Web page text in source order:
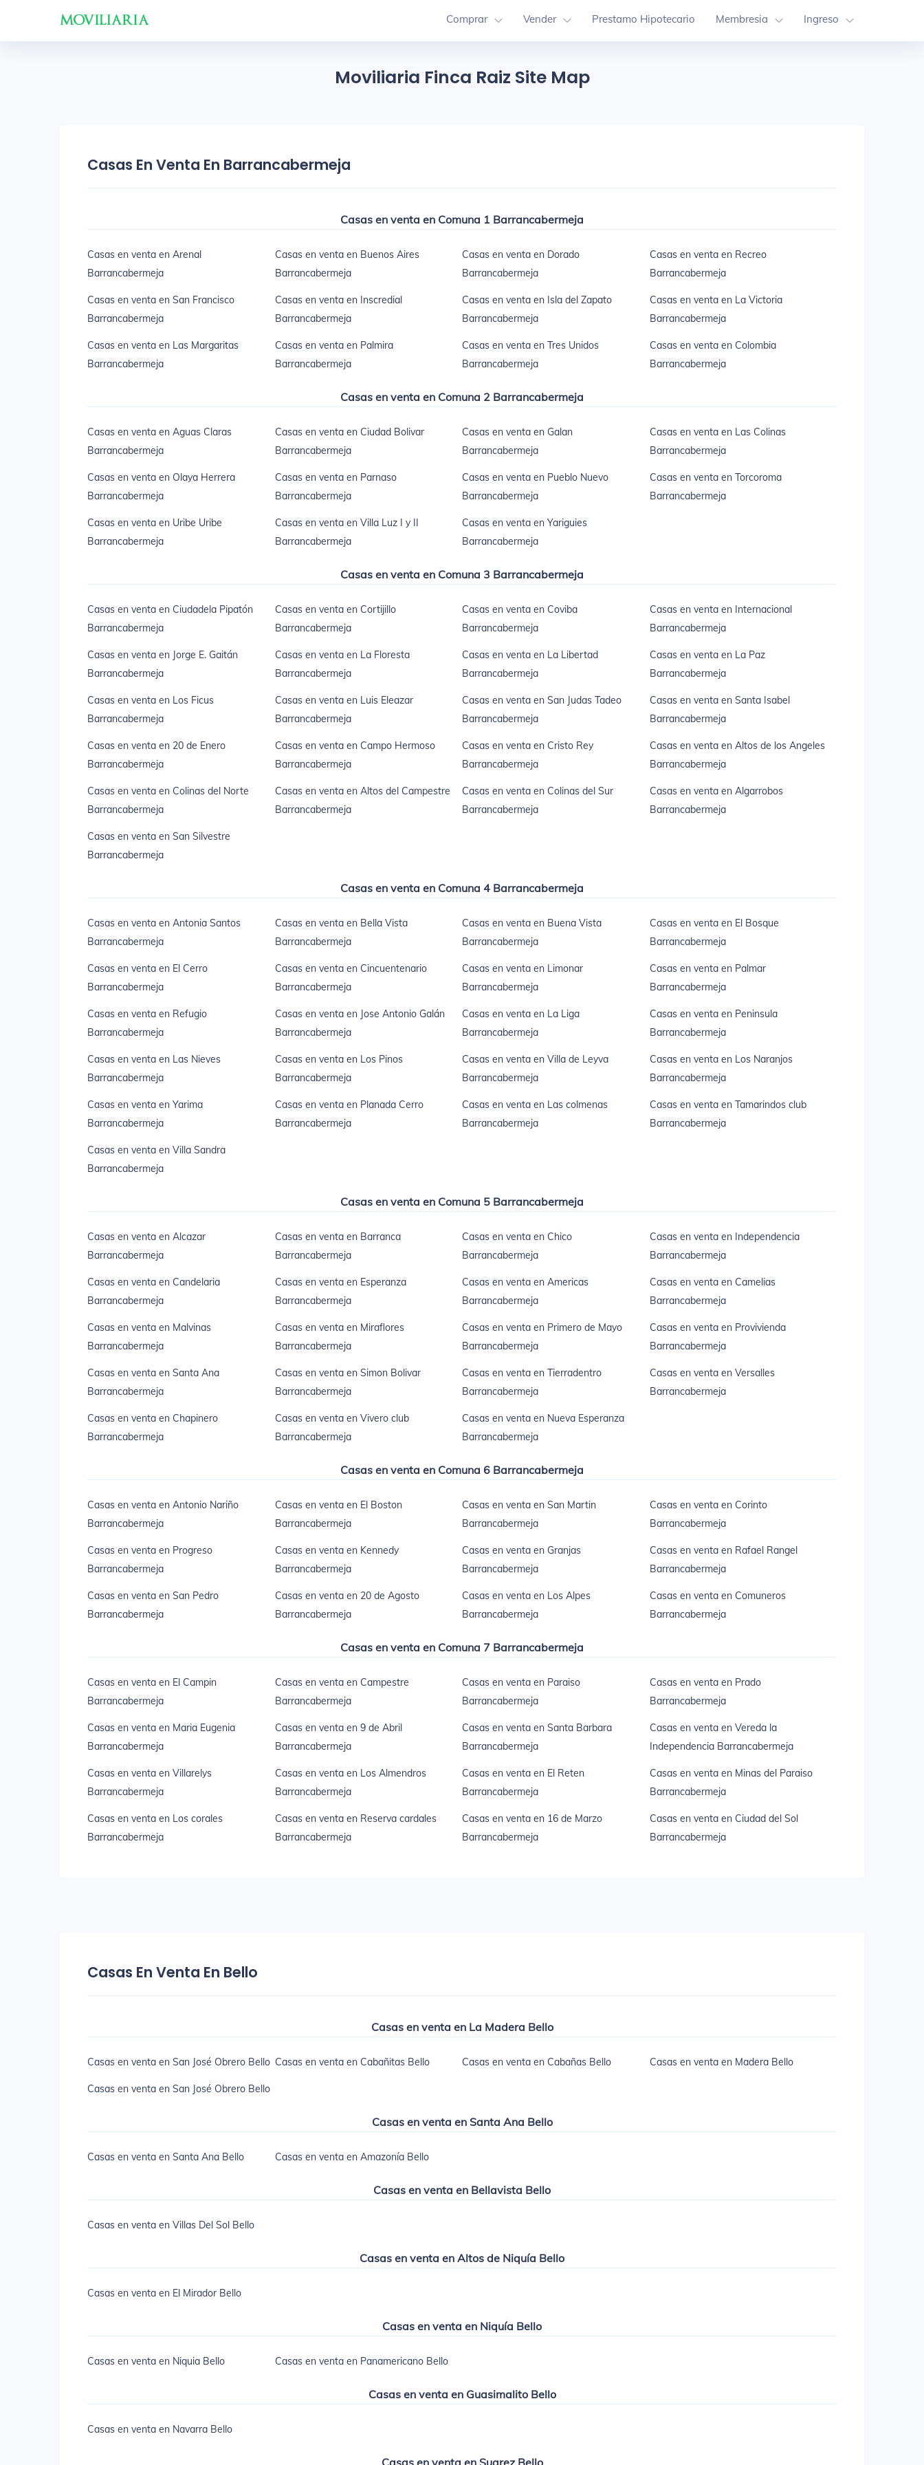
Comprar Vender Prestamo Hipotecario Membresia Ingreso
Moviliaria Finca Raiz Site Map
Casas En Venta En Barrancabermeja
Casas en venta en Comuna 1 Barrancabermeja
Casas en venta en Arenal
Barrancabermeja
Casas en venta en Buenos Aires
Barrancabermeja
Casas en venta en Dorado
Barrancabermeja
Casas en venta en Recreo
Barrancabermeja
Casas en venta en San Francisco
Barrancabermeja
Casas en venta en Inscredial
Barrancabermeja
Casas en venta en Isla del Zapato
Barrancabermeja
Casas en venta en La Victoria
Barrancabermeja
Casas en venta en Las Margaritas
Barrancabermeja
Casas en venta en Palmira
Barrancabermeja
Casas en venta en Tres Unidos
Barrancabermeja
Casas en venta en Colombia
Barrancabermeja
Casas en venta en Comuna 2 Barrancabermeja
Casas en venta en Aguas Claras
Barrancabermeja
Casas en venta en Ciudad Bolivar
Barrancabermeja
Casas en venta en Galan
Barrancabermeja
Casas en venta en Las Colinas
Barrancabermeja
Casas en venta en Olaya Herrera
Barrancabermeja
Casas en venta en Parnaso
Barrancabermeja
Casas en venta en Pueblo Nuevo
Barrancabermeja
Casas en venta en Torcoroma
Barrancabermeja
Casas en venta en Uribe Uribe
Barrancabermeja
Casas en venta en Villa Luz I y II
Barrancabermeja
Casas en venta en Yariguies
Barrancabermeja
Casas en venta en Comuna 3 Barrancabermeja
Casas en venta en Ciudadela Pipatón
Barrancabermeja
Casas en venta en Cortijillo
Barrancabermeja
Casas en venta en Coviba
Barrancabermeja
Casas en venta en Internacional
Barrancabermeja
Casas en venta en Jorge E. Gaitán
Barrancabermeja
Casas en venta en La Floresta
Barrancabermeja
Casas en venta en La Libertad
Barrancabermeja
Casas en venta en La Paz
Barrancabermeja
Casas en venta en Los Ficus
Barrancabermeja
Casas en venta en Luis Eleazar
Barrancabermeja
Casas en venta en San Judas Tadeo
Barrancabermeja
Casas en venta en Santa Isabel
Barrancabermeja
Casas en venta en 20 de Enero
Barrancabermeja
Casas en venta en Campo Hermoso
Barrancabermeja
Casas en venta en Cristo Rey
Barrancabermeja
Casas en venta en Altos de los Angeles
Barrancabermeja
Casas en venta en Colinas del Norte
Barrancabermeja
Casas en venta en Altos del Campestre
Barrancabermeja
Casas en venta en Colinas del Sur
Barrancabermeja
Casas en venta en Algarrobos
Barrancabermeja
Casas en venta en San Silvestre
Barrancabermeja
Casas en venta en Comuna 4 Barrancabermeja
Casas en venta en Antonia Santos
Barrancabermeja
Casas en venta en Bella Vista
Barrancabermeja
Casas en venta en Buena Vista
Barrancabermeja
Casas en venta en El Bosque
Barrancabermeja
Casas en venta en El Cerro
Barrancabermeja
Casas en venta en Cincuentenario
Barrancabermeja
Casas en venta en Limonar
Barrancabermeja
Casas en venta en Palmar
Barrancabermeja
Casas en venta en Refugio
Barrancabermeja
Casas en venta en Jose Antonio Galán
Barrancabermeja
Casas en venta en La Liga
Barrancabermeja
Casas en venta en Peninsula
Barrancabermeja
Casas en venta en Las Nieves
Barrancabermeja
Casas en venta en Los Pinos
Barrancabermeja
Casas en venta en Villa de Leyva
Barrancabermeja
Casas en venta en Los Naranjos
Barrancabermeja
Casas en venta en Yarima
Barrancabermeja
Casas en venta en Planada Cerro
Barrancabermeja
Casas en venta en Las colmenas
Barrancabermeja
Casas en venta en Tamarindos club
Barrancabermeja
Casas en venta en Villa Sandra
Barrancabermeja
Casas en venta en Comuna 5 Barrancabermeja
Casas en venta en Alcazar
Barrancabermeja
Casas en venta en Barranca
Barrancabermeja
Casas en venta en Chico
Barrancabermeja
Casas en venta en Independencia
Barrancabermeja
Casas en venta en Candelaria
Barrancabermeja
Casas en venta en Esperanza
Barrancabermeja
Casas en venta en Americas
Barrancabermeja
Casas en venta en Camelias
Barrancabermeja
Casas en venta en Malvinas
Barrancabermeja
Casas en venta en Miraflores
Barrancabermeja
Casas en venta en Primero de Mayo
Barrancabermeja
Casas en venta en Provivienda
Barrancabermeja
Casas en venta en Santa Ana
Barrancabermeja
Casas en venta en Simon Bolivar
Barrancabermeja
Casas en venta en Tierradentro
Barrancabermeja
Casas en venta en Versalles
Barrancabermeja
Casas en venta en Chapinero
Barrancabermeja
Casas en venta en Vivero club
Barrancabermeja
Casas en venta en Nueva Esperanza
Barrancabermeja
Casas en venta en Comuna 6 Barrancabermeja
Casas en venta en Antonio Nariño
Barrancabermeja
Casas en venta en El Boston
Barrancabermeja
Casas en venta en San Martin
Barrancabermeja
Casas en venta en Corinto
Barrancabermeja
Casas en venta en Progreso
Barrancabermeja
Casas en venta en Kennedy
Barrancabermeja
Casas en venta en Granjas
Barrancabermeja
Casas en venta en Rafael Rangel
Barrancabermeja
Casas en venta en San Pedro
Barrancabermeja
Casas en venta en 20 de Agosto
Barrancabermeja
Casas en venta en Los Alpes
Barrancabermeja
Casas en venta en Comuneros
Barrancabermeja
Casas en venta en Comuna 7 Barrancabermeja
Casas en venta en El Campin
Barrancabermeja
Casas en venta en Campestre
Barrancabermeja
Casas en venta en Paraiso
Barrancabermeja
Casas en venta en Prado
Barrancabermeja
Casas en venta en Maria Eugenia
Barrancabermeja
Casas en venta en 9 de Abril
Barrancabermeja
Casas en venta en Santa Barbara
Barrancabermeja
Casas en venta en Vereda la
Independencia Barrancabermeja
Casas en venta en Villarelys
Barrancabermeja
Casas en venta en Los Almendros
Barrancabermeja
Casas en venta en El Reten
Barrancabermeja
Casas en venta en Minas del Paraiso
Barrancabermeja
Casas en venta en Los corales
Barrancabermeja
Casas en venta en Reserva cardales
Barrancabermeja
Casas en venta en 16 de Marzo
Barrancabermeja
Casas en venta en Ciudad del Sol
Barrancabermeja
Casas En Venta En Bello
Casas en venta en La Madera Bello
Casas en venta en San José Obrero Bello Casas en venta en Cabañitas Bello Casas en venta en Cabañas Bello Casas en venta en Madera Bello
Casas en venta en San José Obrero Bello
Casas en venta en Santa Ana Bello
Casas en venta en Santa Ana Bello Casas en venta en Amazonía Bello
Casas en venta en Bellavista Bello
Casas en venta en Villas Del Sol Bello
Casas en venta en Altos de Niquía Bello
Casas en venta en El Mirador Bello
Casas en venta en Niquía Bello
Casas en venta en Niquia Bello Casas en venta en Panamericano Bello
Casas en venta en Guasimalito Bello
Casas en venta en Navarra Bello
Casas en venta en Suarez Bello